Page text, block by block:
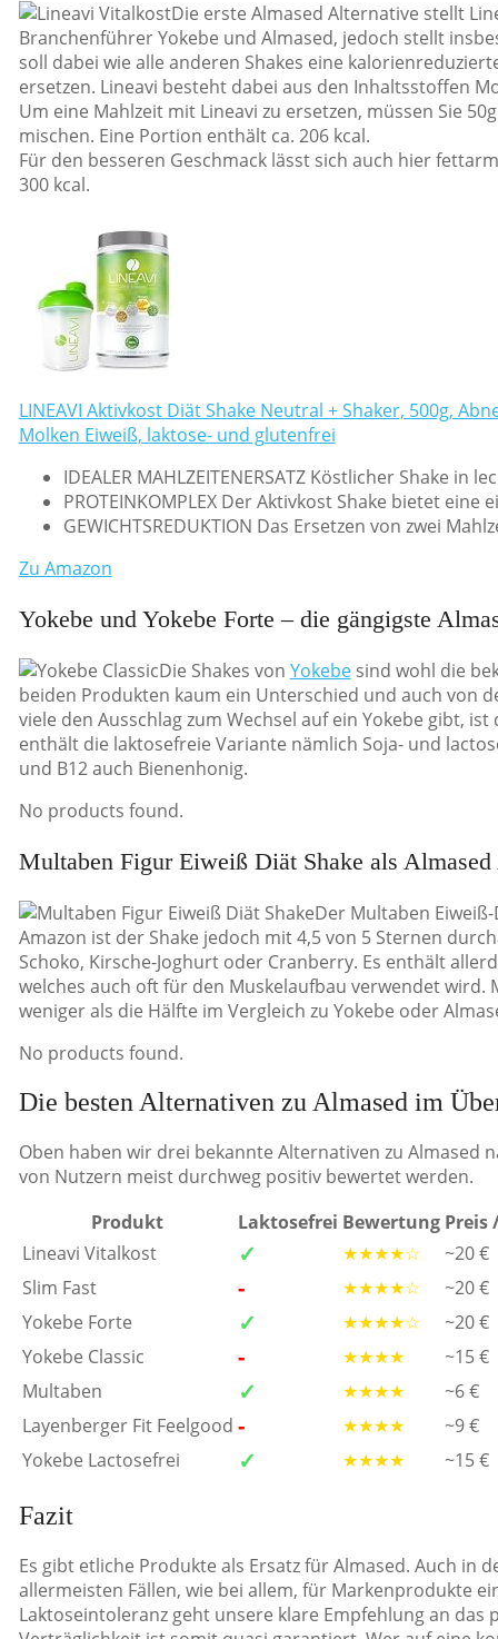
Die erste Almased Alternative stellt
Branchenführer Yokebe und Almased, jedoch stellt
soll dabei wie alle anderen Shakes eine
ersetzen. Lineavi besteht dabei aus den Inhaltsstoffen
Um eine Mahlzeit mit Lineavi zu ersetzen, müssen Sie
mischen. Eine Portion enthält ca. 206 kcal.
Für den besseren Geschmack lässt sich auch hier
300 kcal.
LINEAVI Aktivkost Diät Shake Neutral + Shaker, 500g,
Molken Eiweiß, laktose- und glutenfrei
IDEALER MAHLZEITENERSATZ Köstlicher Shake
PROTEINKOMPLEX Der Aktivkost Shake bietet
GEWICHTSREDUKTION Das Ersetzen von zwei
Zu Amazon
Yokebe und Yokebe Forte – die gängigste
Die Shakes von Yokebesind wohl die
beiden Produkten kaum ein Unterschied und auch von
viele den Ausschlag zum Wechsel auf ein Yokebe gibt,
enthält die laktosefreie Variante nämlich Soja- und
und B12 auch Bienenhonig.
No products found.
Multaben Figur Eiweiß Diät Shake als
Der Multaben
Amazon ist der Shake jedoch mit 4,5 von 5 Sternen
Schoko, Kirsche-Joghurt oder Cranberry. Es enthält
welches auch oft für den Muskelaufbau verwendet
weniger als die Hälfte im Vergleich zu Yokebe oder
No products found.
Die besten Alternativen zu Almased im
Oben haben wir drei bekannte Alternativen zu
von Nutzern meist durchweg positiv bewertet werden.
Produkt
Laktosefrei Bewertung Preis
Lineavi Vitalkost
✓ ★★★★☆
~20 €
Slim Fast
- ★★★★☆
~20 €
Yokebe Forte
✓ ★★★★☆
~20 €
Yokebe Classic
- ★★★★
~15 €
Multaben
✓ ★★★★
~6 €
Layenberger Fit Feelgood - ★★★★
~9 €
Yokebe Lactosefrei
✓ ★★★★ ~15 €
Fazit
Es gibt etliche Produkte als Ersatz für Almased. Auch
allermeisten Fällen, wie bei allem, für Markenprodukte
Laktoseintoleranz geht unsere klare Empfehlung an das